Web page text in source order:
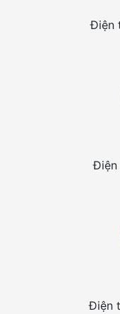
Điện
Điện
Điện